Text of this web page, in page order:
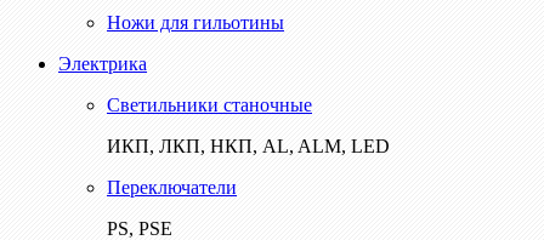
Ножи для гильотины
Электрика
Светильники станочные
ИКП, ЛКП, НКП, AL, ALM, LED
Переключатели
PS, PSE